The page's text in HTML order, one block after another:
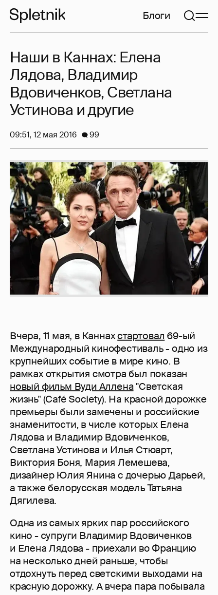
Блоги
Вчера, 11 мая, в Каннахстартовал 69-ый
Международный кинофестиваль - одно из
крупнейших событие в мире кино. В
рамках открытия смотра был показан
новый фильм Вуди Аллена"Светская
жизнь" (Café Society). На красной дорожке
премьеры были замечены и российские
знаменитости, в числе которых Елена
Лядова и Владимир Вдовиченков,
Светлана Устинова и Илья Стюарт,
Виктория Боня, Мария Лемешева,
дизайнер Юлия Янина с дочерью Дарьей,
а также белорусская модель Татьяна
Дягилева.
Одна из самых ярких пар российского
кино - супруги Владимир Вдовиченков
и Елена Лядова - приехали во Францию
на несколько дней раньше, чтобы
отдохнуть перед светскими выходами на
красную дорожку. А вчера пара побывала
Наши в Каннах: Елена
Лядова, Владимир
Вдовиченков, Светлана
Устинова и другие
09:51, 12 мая 2016 99